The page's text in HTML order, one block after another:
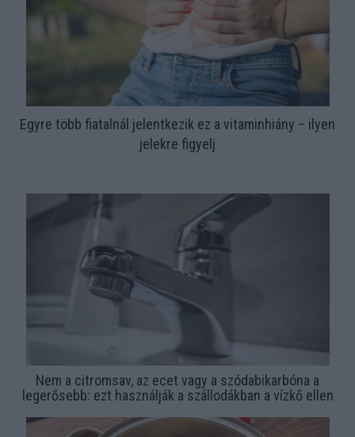
Egyre több fiatalnál jelentkezik ez a vitaminhiány – ilyen
jelekre figyelj
Nem a citromsav, az ecet vagy a szódabikarbóna a
legerősebb: ezt használják a szállodákban a vízkő ellen